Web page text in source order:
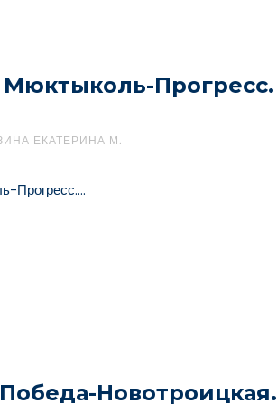
Мюктыколь-Прогресс.
ЕКАТЕРИНА М.
Прогресс.…
Новотроицкая.